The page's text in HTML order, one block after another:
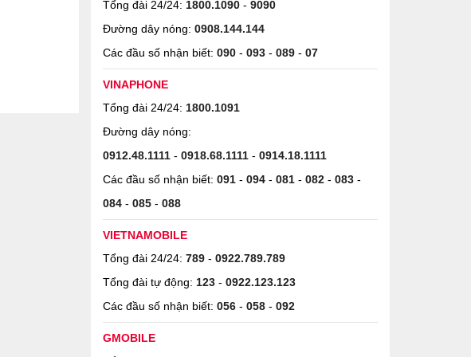
Tổng đài 24/24: 1800.1090 - 9090
Đường dây nóng: 0908.144.144
Các đầu số nhận biết: 090 - 093 - 089 - 07
VINAPHONE
Tổng đài 24/24: 1800.1091
Đường dây nóng:
0912.48.1111 - 0918.68.1111 - 0914.18.1111
Các đầu số nhận biết: 091 - 094 - 081 - 082 - 083 -
084 - 085 - 088
VIETNAMOBILE
Tổng đài 24/24: 789 - 0922.789.789
Tổng đài tự động: 123 - 0922.123.123
Các đầu số nhận biết: 056 - 058 - 092
GMOBILE